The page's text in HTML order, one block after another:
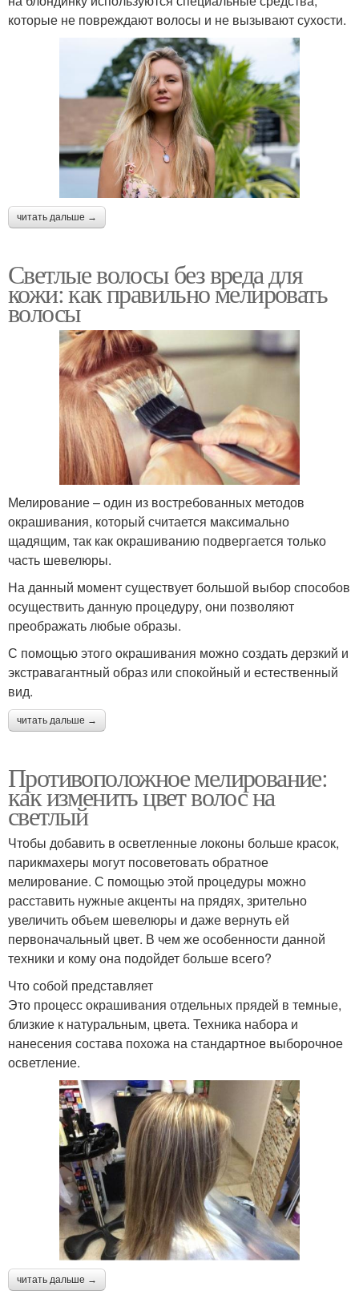
которые не повреждают волосы и не вызывают сухости.
читать дальше →
Светлые волосы без вреда для
кожи: как правильно мелировать
волосы
Мелирование – один из востребованных методов
окрашивания, который считается максимально
щадящим, так как окрашиванию подвергается только
часть шевелюры.
На данный момент существует большой выбор способов
осуществить данную процедуру, они позволяют
преображать любые образы.
С помощью этого окрашивания можно создать дерзкий и
экстравагантный образ или спокойный и естественный
вид.
читать дальше →
Противоположное мелирование:
как изменить цвет волос на
светлый
Чтобы добавить в осветленные локоны больше красок,
парикмахеры могут посоветовать обратное
мелирование. С помощью этой процедуры можно
расставить нужные акценты на прядях, зрительно
увеличить объем шевелюры и даже вернуть ей
первоначальный цвет. В чем же особенности данной
техники и кому она подойдет больше всего?
Что собой представляет
Это процесс окрашивания отдельных прядей в темные,
близкие к натуральным, цвета. Техника набора и
нанесения состава похожа на стандартное выборочное
осветление.
читать дальше →